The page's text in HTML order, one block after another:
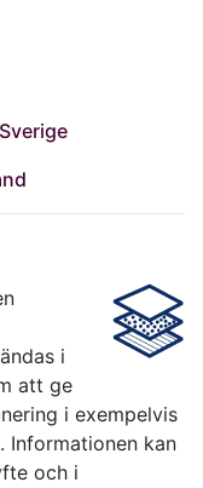
i
att ge
i exempelvis
Informationen kan
och i